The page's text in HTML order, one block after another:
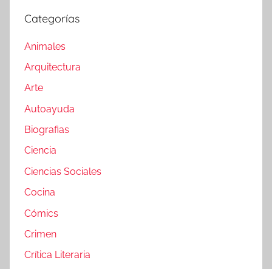
Categorías
Animales
Arquitectura
Arte
Autoayuda
Biografias
Ciencia
Ciencias Sociales
Cocina
Cómics
Crimen
Crítica Literaria